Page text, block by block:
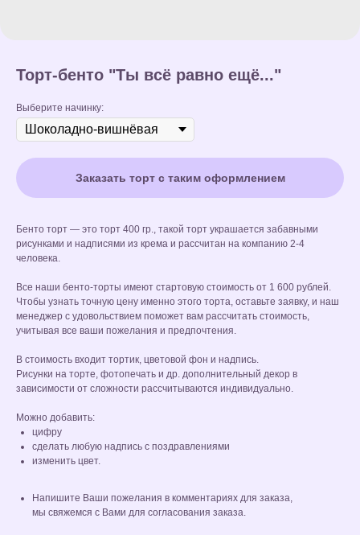
Торт-бенто "Ты всё равно ещё..."
Выберите начинку:
Заказать торт с таким оформлением
Бенто торт — это торт 400 гр., такой торт украшается забавными
рисунками и надписями из крема и рассчитан на компанию 2-4
человека.
Все наши бенто-торты имеют стартовую стоимость от 1 600 рублей.
Чтобы узнать точную цену именно этого торта, оставьте заявку, и наш
менеджер с удовольствием поможет вам рассчитать стоимость,
учитывая все ваши пожелания и предпочтения.
В стоимость входит тортик, цветовой фон и надпись.
Рисунки на торте, фотопечать и др. дополнительный декор в
зависимости от сложности рассчитываются индивидуально.
Можно добавить:
цифру
сделать любую надпись с поздравлениями
изменить цвет.
Напишите Ваши пожелания в комментариях для заказа,
мы свяжемся с Вами для согласования заказа.